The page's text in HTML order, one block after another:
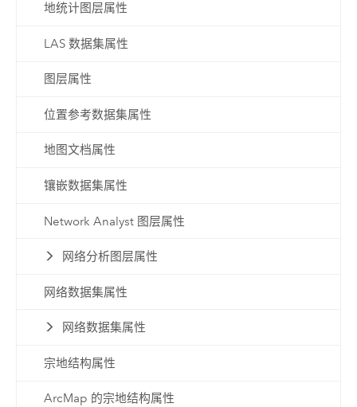
地统计图层属性
LAS 数据集属性
图层属性
位置参考数据集属性
地图文档属性
镶嵌数据集属性
Network Analyst 图层属性
网络分析图层属性
网络数据集属性
网络数据集属性
宗地结构属性
ArcMap 的宗地结构属性